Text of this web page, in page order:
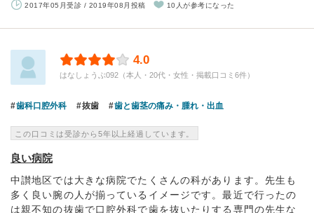
2017年05月受診 / 2019年08月投稿 10人が参考になった
4.0
はなしょうぶ092（本人・20代・女性・掲載口コミ6件）
歯科口腔外科 抜歯 歯と歯茎の痛み・腫れ・出血
この口コミは受診から5年以上経過しています。
良い病院
中讃地区では大きな病院でたくさんの科があります。先生も
多く良い腕の人が揃っているイメージです。最近で行ったの
は親不知の抜歯で口腔外科で歯を抜いたりする専門の先生な